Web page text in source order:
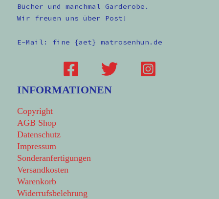
Bücher und manchmal Garderobe.
Wir freuen uns über Post!
E-Mail: fine {aet} matrosenhun.de
INFORMATIONEN
Copyright
AGB Shop
Datenschutz
Impressum
Sonderanfertigungen
Versandkosten
Warenkorb
Widerrufsbelehrung